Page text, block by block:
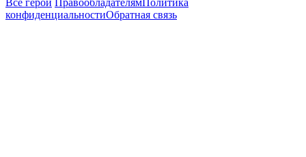
конфиденциальностиОбратная связь